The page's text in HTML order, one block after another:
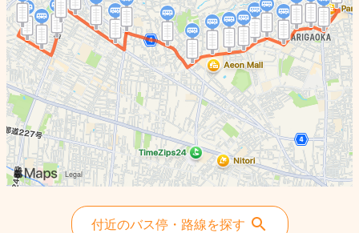
付近のバス停・路線を探す